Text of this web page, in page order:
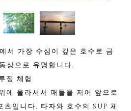
서 가장 수심이 깊은 호수로 금
상으로 유명합니다.
징 체험
에 올라서서 패들을 저어 앞으로
츠입니다. 타자와 호수의 SUP 체